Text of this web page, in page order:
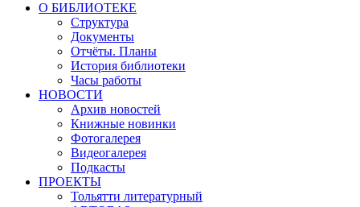
О БИБЛИОТЕКЕ
Структура
Документы
Отчёты. Планы
История библиотеки
Часы работы
НОВОСТИ
Архив новостей
Книжные новинки
Фотогалерея
Видеогалерея
Подкасты
ПРОЕКТЫ
Тольятти литературный